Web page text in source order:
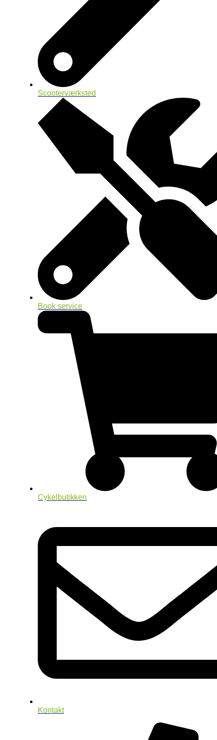
Scooterværksted
Book service
Cykelbutikken
Kontakt